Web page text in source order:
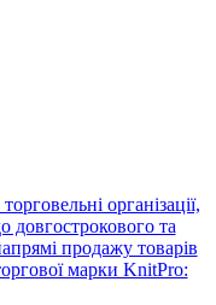
організації,
довгострокового та
продажу товарів
марки KnitPro: